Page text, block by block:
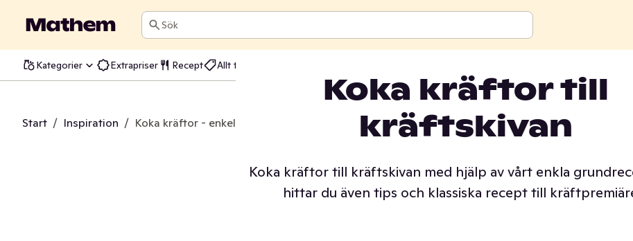
Sök
Kategorier Extrapriser Recept Allt till kräftskivan
Start / Inspiration / Koka kräftor - enkelt grundrecept för att koka kräftor
Koka kräftor till
kräftskivan
Koka kräftor till kräftskivan med hjälp av vårt enkla
hittar du även tips och klassiska recept till